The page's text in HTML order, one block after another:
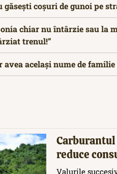
găsești coșuri de gunoi pe
chiar nu întârzie sau la
trenul!”
același nume de familie
reduce
Valurile